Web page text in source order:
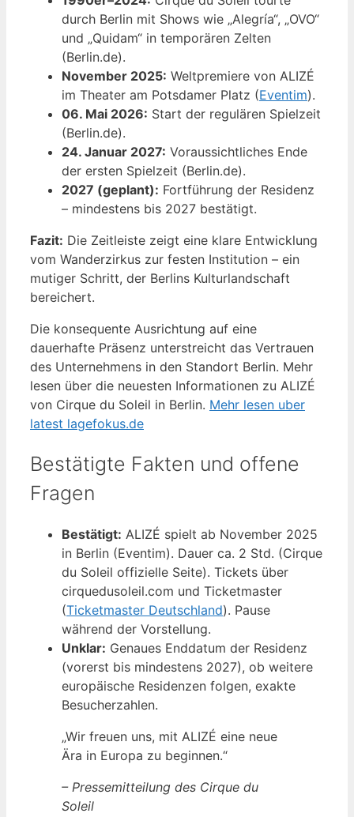
durch Berlin mit Shows wie „Alegría“, „OVO“
und „Quidam“ in temporären Zelten
(Berlin.de).
November 2025: Weltpremiere von ALIZÉ
im Theater am Potsdamer Platz (Eventim).
06. Mai 2026: Start der regulären Spielzeit
(Berlin.de).
24. Januar 2027: Voraussichtliches Ende
der ersten Spielzeit (Berlin.de).
2027 (geplant): Fortführung der Residenz
– mindestens bis 2027 bestätigt.
Fazit: Die Zeitleiste zeigt eine klare Entwicklung
vom Wanderzirkus zur festen Institution – ein
mutiger Schritt, der Berlins Kulturlandschaft
bereichert.
Die konsequente Ausrichtung auf eine
dauerhafte Präsenz unterstreicht das Vertrauen
des Unternehmens in den Standort Berlin. Mehr
lesen über die neuesten Informationen zu ALIZÉ
von Cirque du Soleil in Berlin. Mehr lesen uber
latest lagefokus.de
Bestätigte Fakten und offene
Fragen
Bestätigt: ALIZÉ spielt ab November 2025
in Berlin (Eventim). Dauer ca. 2 Std. (Cirque
du Soleil offizielle Seite). Tickets über
cirquedusoleil.com und Ticketmaster
(Ticketmaster Deutschland). Pause
während der Vorstellung.
Unklar: Genaues Enddatum der Residenz
(vorerst bis mindestens 2027), ob weitere
europäische Residenzen folgen, exakte
Besucherzahlen.
„Wir freuen uns, mit ALIZÉ eine neue
Ära in Europa zu beginnen.“
– Pressemitteilung des Cirque du
Soleil